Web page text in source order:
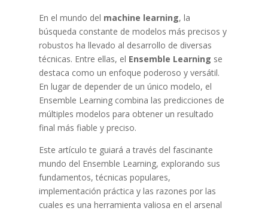
En el mundo del machine learning, la
búsqueda constante de modelos más precisos y
robustos ha llevado al desarrollo de diversas
técnicas. Entre ellas, el Ensemble Learning se
destaca como un enfoque poderoso y versátil.
En lugar de depender de un único modelo, el
Ensemble Learning combina las predicciones de
múltiples modelos para obtener un resultado
final más fiable y preciso.
Este artículo te guiará a través del fascinante
mundo del Ensemble Learning, explorando sus
fundamentos, técnicas populares,
implementación práctica y las razones por las
cuales es una herramienta valiosa en el arsenal